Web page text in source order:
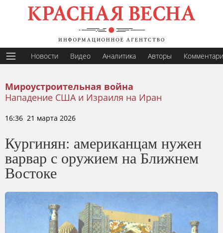
Новости Видео Аналитика Авторы
Мироустроительная война
Нападение США и Израиля на Иран
16:36 21 марта 2026
Кургинян: американцам нужен
варвар с оружием на Ближнем
Востоке